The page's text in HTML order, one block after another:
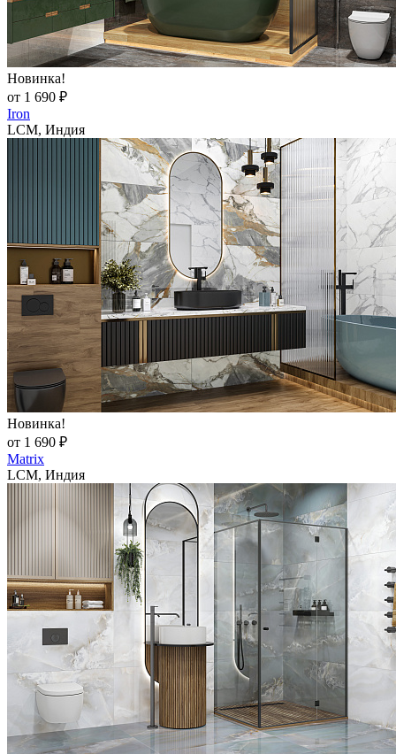
Новинка!
от 1 690 ₽
Iron
LCM, Индия
Новинка!
от 1 690 ₽
Matrix
LCM, Индия